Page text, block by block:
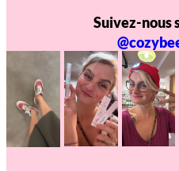
Suivez-nous